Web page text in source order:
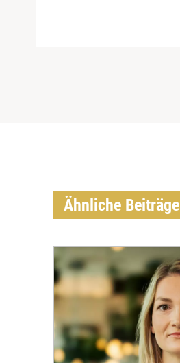
Ähnliche Beiträge